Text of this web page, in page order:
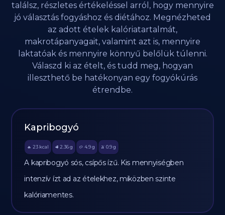
találsz, részletes értékeléssel arról, hogy mennyire
jó választás fogyáshoz és diétához. Megnézheted
az adott ételek kalóriatartalmát,
makrotápanyagait, valamint azt is, mennyire
laktatóak és mennyire könnyű belőlük túlenni.
Válaszd ki az ételt, és tudd meg, hogyan
illeszthető be hatékonyan egy fogyókúrás
étrendbe.
Kapribogyó
🔥 23 kcal 🥩 2.36 g 🥔 4.9g 🫒 0.9 g
A kapribogyó sós, csípős ízű. Kis mennyiségben
intenzív ízt ad az ételekhez, miközben szinte
kalóriamentes.